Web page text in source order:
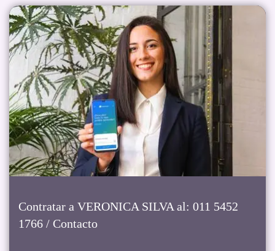
Contratar a VERONICA SILVA al: 011 5452
1766 / Contacto